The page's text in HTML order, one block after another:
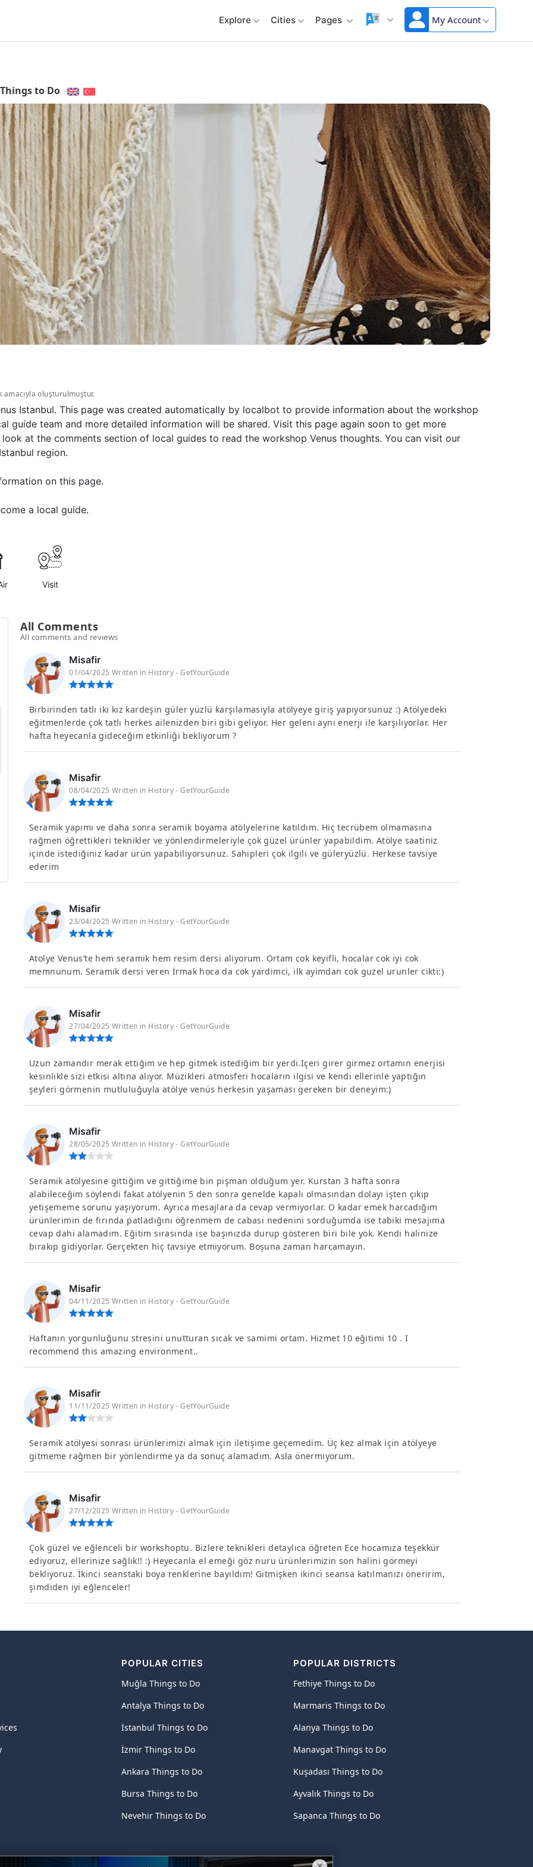
Explore Cities Pages My Account
Things to Do
oluşturulmuştur.
Istanbul. This page was created automatically by localbot to provide information about the workshop
guide team and more detailed information will be shared. Visit this page again soon to get more
at the comments section of local guides to read the workshop Venus thoughts. You can visit our
region.
on this page.
a local guide.
Visit
All Comments
All comments and reviews
Misafir
01/04/2025 Written in History - GetYourGuide
Birbirinden tatlı iki kız kardeşin güler yüzlü karşılamasıyla atölyeye giriş yapıyorsunuz :) Atölyedeki
eğitmenlerde çok tatlı herkes ailenizden biri gibi geliyor. Her geleni aynı enerjı ile karşılıyorlar. Her
hafta heyecanla gideceğim etkinliği bekliyorum ?
Misafir
08/04/2025 Written in History - GetYourGuide
Seramik yapımı ve daha sonra seramik boyama atölyelerine katıldım. Hiç tecrübem olmamasına
rağmen öğrettikleri teknikler ve yönlendirmeleriyle çok güzel ürünler yapabildim. Atölye saatiniz
içinde istediğiniz kadar ürün yapabiliyorsunuz. Sahipleri çok ilgili ve güleryüzlü. Herkese tavsiye
ederim
Misafir
23/04/2025 Written in History - GetYourGuide
Atolye Venus’te hem seramik hem resim dersi aliyorum. Ortam cok keyifli, hocalar cok iyi cok
memnunum. Seramik dersi veren İrmak hoca da cok yardimci, ilk ayimdan cok guzel urunler cikti:)
Misafir
27/04/2025 Written in History - GetYourGuide
Uzun zamandır merak ettiğim ve hep gitmek istediğim bir yerdi.Içeri girer girmez ortamın enerjisi
kesinlikle sizi etkisi altına alıyor. Müzikleri atmosferi hocaların ilgisi ve kendi ellerinle yaptığın
şeyleri görmenin mutluluğuyla atölye venüs herkesin yaşaması gereken bir deneyim:)
Misafir
28/05/2025 Written in History - GetYourGuide
Seramik atölyesine gittiğim ve gittiğime bin pişman olduğum yer. Kurstan 3 hafta sonra
alabileceğim söylendi fakat atölyenin 5 den sonra genelde kapalı olmasından dolayı işten çıkıp
yetişememe sorunu yaşıyorum. Ayrıca mesajlara da cevap vermiyorlar. O kadar emek harcadığım
ürünlerimin de fırında patladığını öğrenmem de cabası nedenini sorduğumda ise tabiki mesajıma
cevap dahi alamadım. Eğitim sırasında ise başınızda durup gösteren biri bile yok. Kendi halinize
bırakıp gidiyorlar. Gerçekten hiç tavsiye etmiyorum. Boşuna zaman harcamayın.
Misafir
04/11/2025 Written in History - GetYourGuide
Haftanın yorgunluğunu stresini unutturan sıcak ve samimi ortam. Hizmet 10 eğitimi 10 . I
recommend this amazing environment..
Misafir
11/11/2025 Written in History - GetYourGuide
Seramik atölyesi sonrası ürünlerimizi almak için iletişime geçemedim. Üç kez almak için atölyeye
gitmeme rağmen bir yönlendirme ya da sonuç alamadım. Asla önermiyorum.
Misafir
27/12/2025 Written in History - GetYourGuide
Çok güzel ve eğlenceli bir workshoptu. Bizlere teknikleri detaylıca öğreten Ece hocamıza teşekkür
ediyoruz, ellerinize sağlık!! :) Heyecanla el emeği göz nuru ürünlerimizin son halini görmeyi
bekliyoruz. İkinci seanstaki boya renklerine bayıldım! Gitmişken ikinci seansa katılmanızı öneririm,
şimdiden iyi eğlenceler!
POPULAR CITIES
Muğla Things to Do
Antalya Things to Do
İstanbul Things to Do
İzmir Things to Do
Ankara Things to Do
Bursa Things to Do
Nevehir Things to Do
POPULAR DISTRICTS
Fethiye Things to Do
Marmaris Things to Do
Alanya Things to Do
Manavgat Things to Do
Kuşadası Things to Do
Ayvalık Things to Do
Sapanca Things to Do